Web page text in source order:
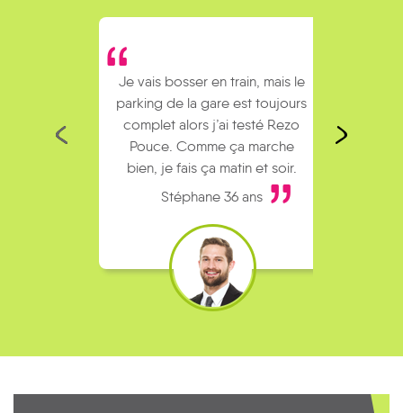
Je vais bosser en train, mais le
parking de la gare est toujours
complet alors j’ai testé Rezo
Pouce. Comme ça marche
bien, je fais ça matin et soir.
Stéphane 36 ans